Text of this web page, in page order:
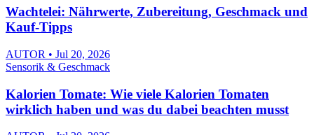
Wachtelei: Nährwerte, Zubereitung, Geschmack und
Kauf-Tipps
AUTOR • Jul 20, 2026
Sensorik & Geschmack
Kalorien Tomate: Wie viele Kalorien Tomaten
wirklich haben und was du dabei beachten musst